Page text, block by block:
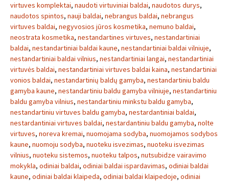
virtuves komplektai, naudoti virtuviniai baldai, naudotos durys,
naudotos spintos, nauji baldai, nebrangus baldai, nebrangus
virtuves baldai, negyvosios jūros kosmetika, nemuno baldai,
neostrata kosmetika, nestandartines virtuves, nestandartiniai
baldai, nestandartiniai baldai kaune, nestandartiniai baldai vilniuje,
nestandartiniai baldai vilnius, nestandartiniai langai, nestandartiniai
virtuvės baldai, nestandartiniai virtuves baldai kaina, nestandartiniai
vonios baldai, nestandartinių baldų gamyba, nestandartiniu baldu
gamyba kaune, nestandartiniu baldu gamyba vilniuje, nestandartiniu
baldu gamyba vilnius, nestandartiniu minkstu baldu gamyba,
nestandartiniu virtuves baldu gamyba, nestardantiniai baldai,
nestardantiniai virtuves baldai, nestardantiniu baldu gamyba, nolte
virtuves, noreva kremai, nuomojama sodyba, nuomojamos sodybos
kaune, nuomoju sodyba, nuoteku isvezimas, nuoteku isvezimas
vilnius, nuoteku sistemos, nuoteku talpos, nutsubidze vairavimo
mokykla, odiniai baldai, odiniai baldai ispardavimas, odiniai baldai
kaune, odiniai baldai klaipeda, odiniai baldai klaipedoje, odiniai